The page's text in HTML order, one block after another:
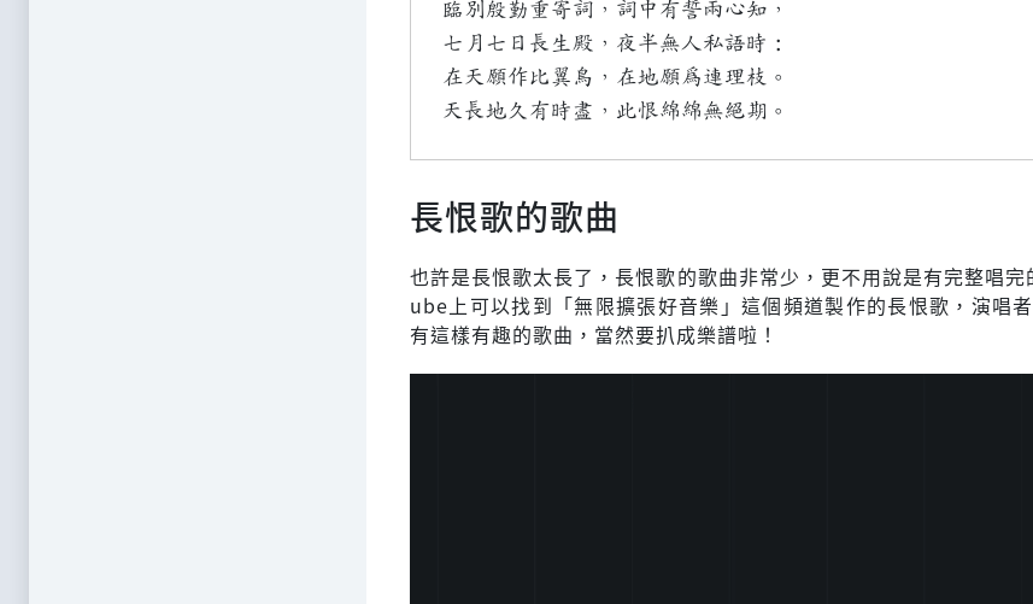
臨別殷勤重寄詞，詞中有誓兩心知，
七月七日長生殿，夜半無人私語時：
在天願作比翼鳥，在地願為連理枝。
天長地久有時盡，此恨綿綿無絕期。
長恨歌的歌曲
也許是長恨歌太長了，長恨歌的歌曲非常少，更不用說是有完整唱完
ube上可以找到「無限擴張好音樂」這個頻道製作的長恨歌，演唱
有這樣有趣的歌曲，當然要扒成樂譜啦！